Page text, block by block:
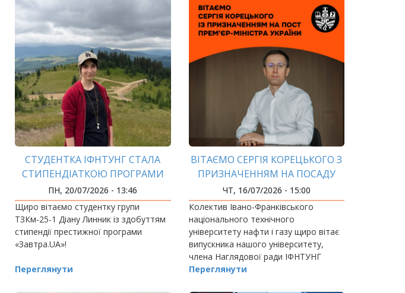
СТУДЕНТКА ІФНТУНГ СТАЛА
СТИПЕНДІАТКОЮ ПРОГРАМИ
«ЗАВТРА.UA»
ПН, 20/07/2026 - 13:46
Щиро вітаємо студентку групи
ТЗКм-25-1 Діану Линник із здобуттям
стипендії престижної програми
«Завтра.UA»!
Переглянути
ВІТАЄМО СЕРГІЯ КОРЕЦЬКОГО З
ПРИЗНАЧЕННЯМ НА ПОСАДУ
ПРЕМ'ЄР-МІНІСТРА УКРАЇНИ!
ЧТ, 16/07/2026 - 15:00
Колектив Івано-Франківського
національного технічного
університету нафти і газу щиро вітає
випускника нашого університету,
члена Наглядової ради ІФНТУНГ
Сергія Корецького з призначенням на
Переглянути